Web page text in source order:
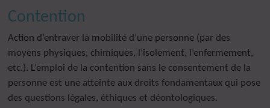
Contention
Action d’entraver la mobilité d’une personne (par des
moyens physiques, chimiques, l’isolement, l’enfermement,
etc.). L’emploi de la contention sans le consentement de la
personne est une atteinte aux droits fondamentaux qui pose
des questions légales, éthiques et déontologiques.